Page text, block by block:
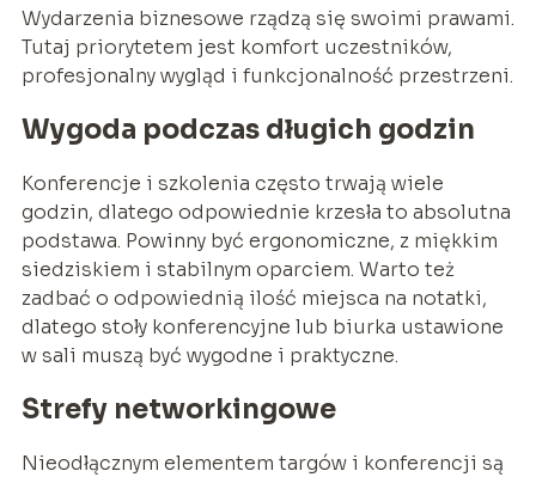
Wydarzenia biznesowe rządzą się swoimi prawami.
Tutaj priorytetem jest komfort uczestników,
profesjonalny wygląd i funkcjonalność przestrzeni.
Wygoda podczas długich godzin
Konferencje i szkolenia często trwają wiele
godzin, dlatego odpowiednie krzesła to absolutna
podstawa. Powinny być ergonomiczne, z miękkim
siedziskiem i stabilnym oparciem. Warto też
zadbać o odpowiednią ilość miejsca na notatki,
dlatego stoły konferencyjne lub biurka ustawione
w sali muszą być wygodne i praktyczne.
Strefy networkingowe
Nieodłącznym elementem targów i konferencji są